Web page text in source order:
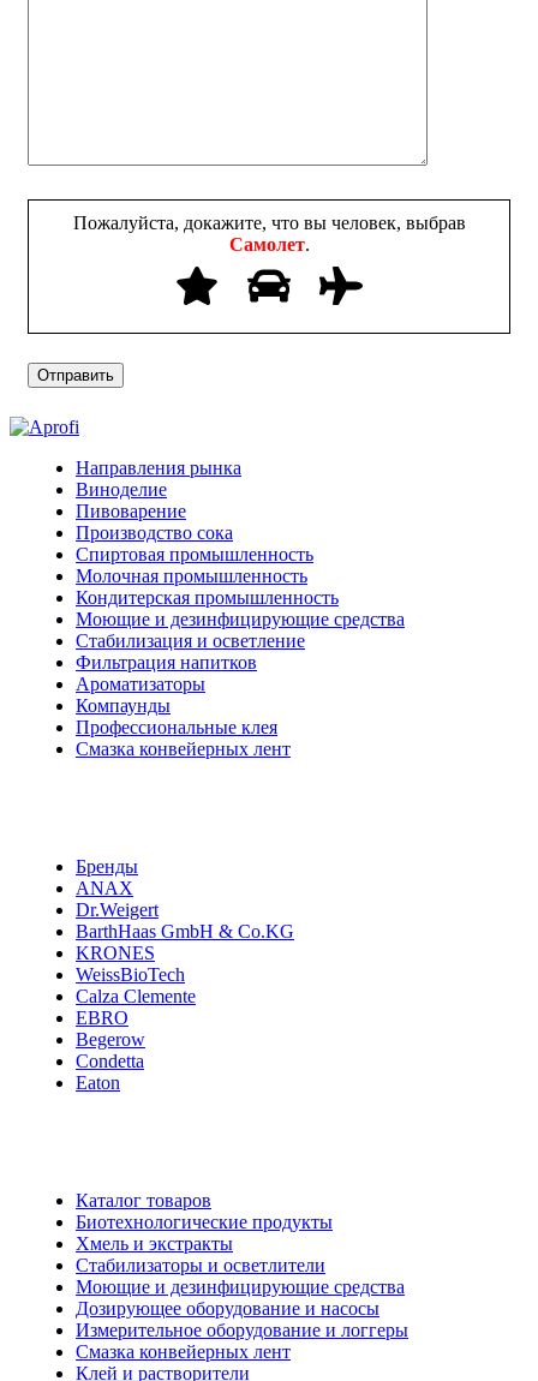
Пожалуйста, докажите, что вы человек, выбрав
Самолет.
Направления рынка
Виноделие
Пивоварение
Производство сока
Спиртовая промышленность
Молочная промышленность
Кондитерская промышленность
Моющие и дезинфицирующие средства
Стабилизация и осветление
Фильтрация напитков
Ароматизаторы
Компаунды
Профессиональные клея
Смазка конвейерных лент
Бренды
ANAX
Dr.Weigert
BarthHaas GmbH & Co.KG
KRONES
WeissBioTech
Calza Clemente
EBRO
Begerow
Condetta
Eaton
Каталог товаров
Биотехнологические продукты
Хмель и экстракты
Cтабилизаторы и осветлители
Моющие и дезинфицирующие средства
Дозирующее оборудование и насосы
Измерительное оборудование и логгеры
Cмазка конвейерных лент
Клей и растворители